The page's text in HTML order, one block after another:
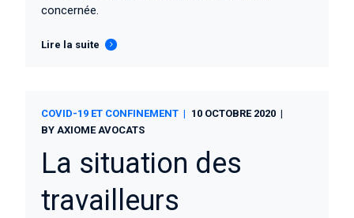
concernée.
Lire la suite
COVID-19 ET CONFINEMENT
10 OCTOBRE 2020
BY AXIOME AVOCATS
La situation des
travailleurs